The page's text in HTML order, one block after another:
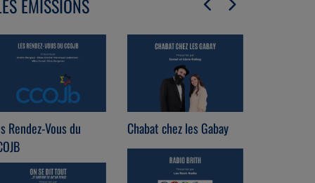
ÉMISSIONS
Rendez-Vous du
Chabat chez les Gabay